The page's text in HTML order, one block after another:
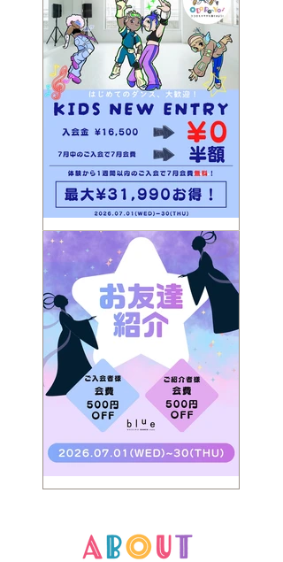
ペーン🌻
【KIDS】8月新規入会キャンペ
ーン🌈